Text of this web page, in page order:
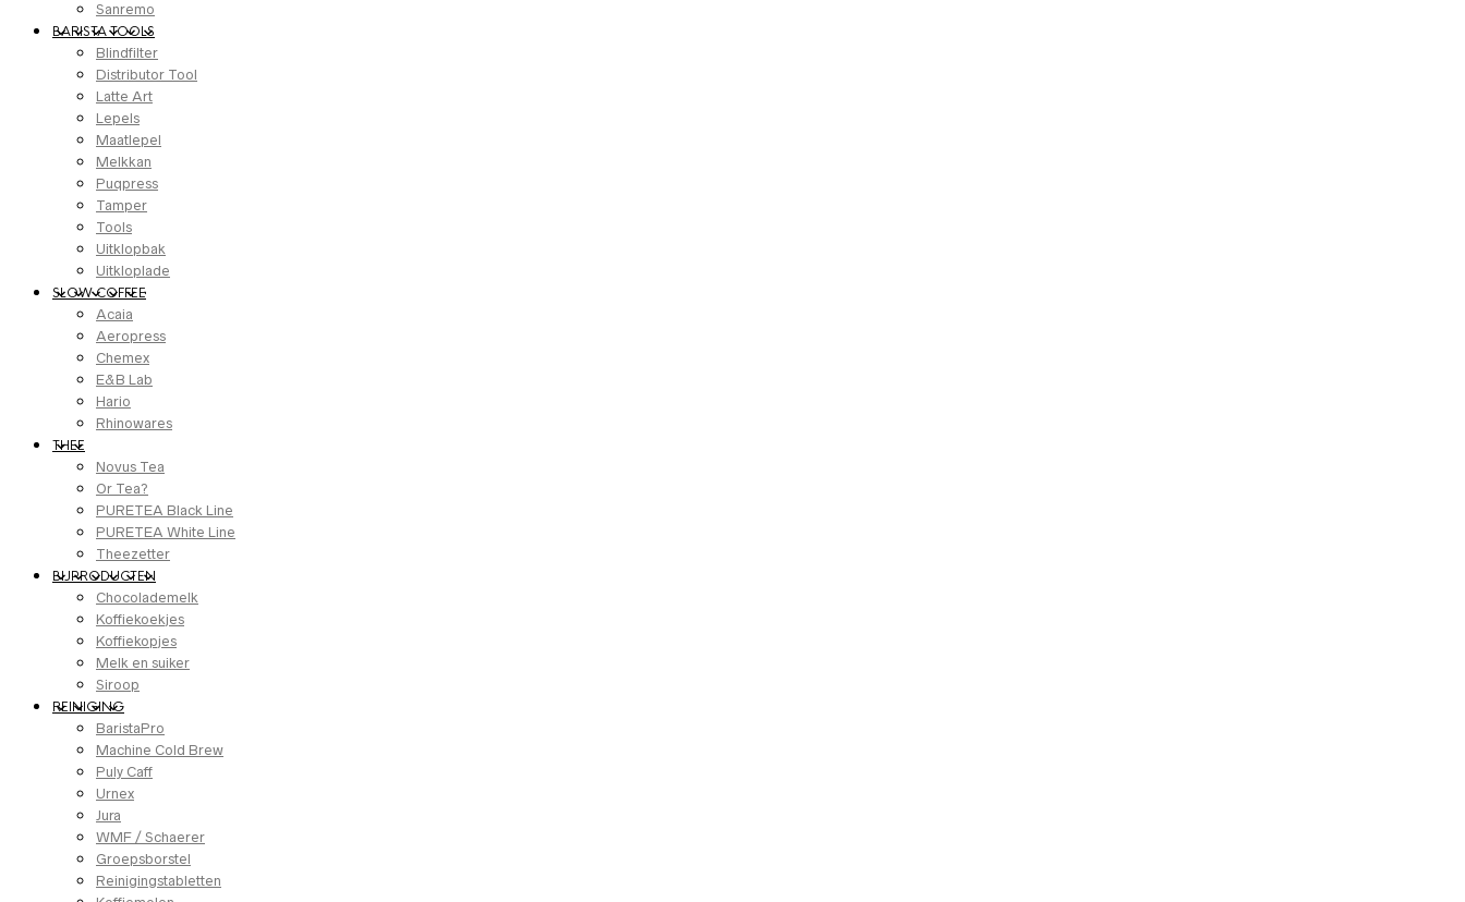
Sanremo
BARISTA TOOLS
Blindfilter
Distributor Tool
Latte Art
Lepels
Maatlepel
Melkkan
Puqpress
Tamper
Tools
Uitklopbak
Uitkloplade
SLOW COFFEE
Acaia
Aeropress
Chemex
E&B Lab
Hario
Rhinowares
THEE
Novus Tea
Or Tea?
PURETEA Black Line
PURETEA White Line
Theezetter
BIJPRODUCTEN
Chocolademelk
Koffiekoekjes
Koffiekopjes
Melk en suiker
Siroop
REINIGING
BaristaPro
Machine Cold Brew
Puly Caff
Urnex
Jura
WMF / Schaerer
Groepsborstel
Reinigingstabletten